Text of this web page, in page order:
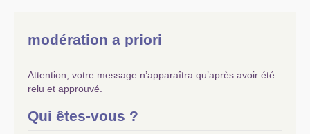
modération a priori
Attention, votre message n’apparaîtra qu’après avoir été
relu et approuvé.
Qui êtes-vous ?